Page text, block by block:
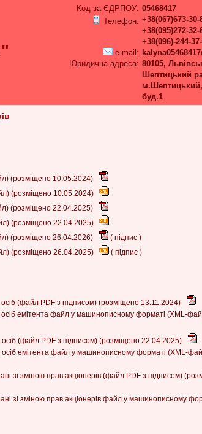
Код за ЄДРПОУ: 05468417
Телефон: +38(067)673-30-
+38(095)272-32-
+38(096)-244-
e-mail:
Юридична адреса: 80105,
Шептицький
буд.1
(розміщено 10.05.2024)
(розміщено 10.05.2024)
(розміщено 22.04.2025)
(розміщено 22.04.2025)
(розміщено 26.04.2026)
( підпис )
(розміщено 26.04.2025)
( підпис )
(файл PDF з підписом) (розміщено 13.11.2024)
осіб емітента файл у машинописному форматі (XML-
(файл PDF з підписом) (розміщено 22.04.2025)
осіб емітента файл у машинописному форматі (XML-
зі зміною прав акціонерів (файл PDF з підписом)
зі зміною прав акціонерів файл у машинописному